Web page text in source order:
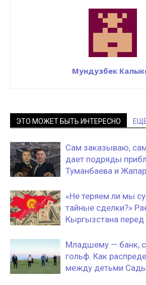
Мундузбек
ЭТО МОЖЕТ БЫТЬ ИНТЕРЕСНО
Сам заказываю,
дает подряды
Туманбаева и
«Не теряем ли мы
тайные сделки?»
Кыргызстана перед
Младшему — банк,
гольф. Как
между детьми